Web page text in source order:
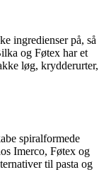
ingredienser på, så
og Føtex har et
løg, krydderurter,
spiralformede
Imerco, Føtex og
til pasta og